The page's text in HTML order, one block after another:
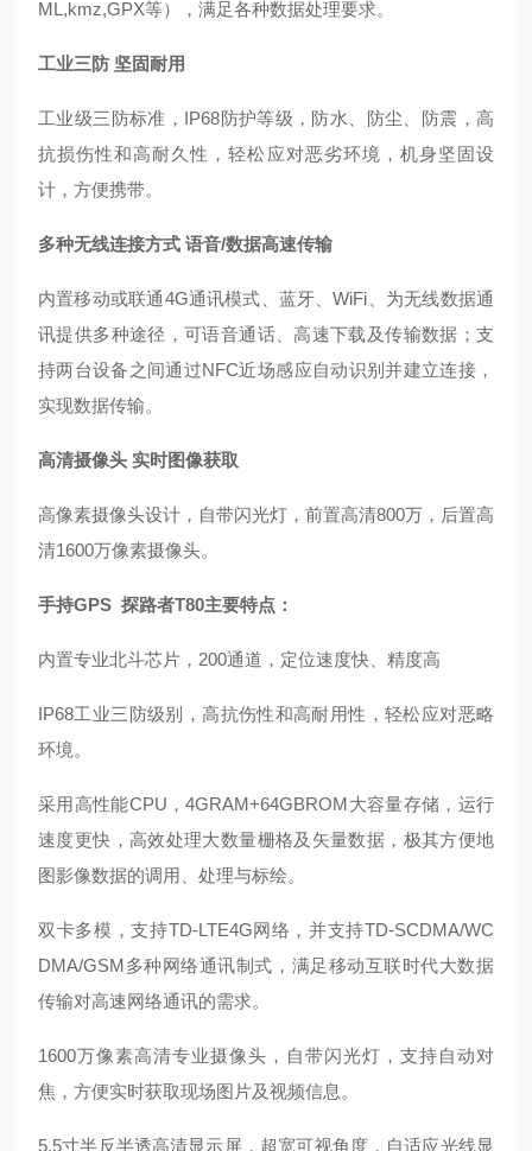
ML,kmz,GPX等），满足各种数据处理要求。
工业三防 坚固耐用
工业级三防标准， IP68防护等级，防水、防尘、防震，高
抗损伤性和高耐久性，轻松应对恶劣环境，机身坚固设
计，方便携带。
多种无线连接方式 语音/数据高速传输
内置移动或联通4G通讯模式、蓝牙、WiFi、为无线数据通
讯提供多种途径，可语音通话、高速下载及传输数据；支
持两台设备之间通过NFC近场感应自动识别并建立连接，
实现数据传输。
高清摄像头 实时图像获取
高像素摄像头设计，自带闪光灯，前置高清800万，后置高
清1600万像素摄像头。
手持GPS 探路者T80主要特点：
内置专业北斗芯片， 200通道，定位速度快、精度高
IP68工业三防级别，高抗伤性和高耐用性，轻松应对恶略
环境。
采用高性能CPU，4GRAM+64GBROM大容量存储，运行
速度更快，高效处理大数量栅格及矢量数据，极其方便地
图影像数据的调用、处理与标绘。
双卡多模，支持TD-LTE4G网络，并支持TD-SCDMA/WC
DMA/GSM多种网络通讯制式，满足移动互联时代大数据
传输对高速网络通讯的需求。
1600万像素高清专业摄像头，自带闪光灯，支持自动对
焦，方便实时获取现场图片及视频信息。
5.5寸半反半透高清显示屏，超宽可视角度，自适应光线显